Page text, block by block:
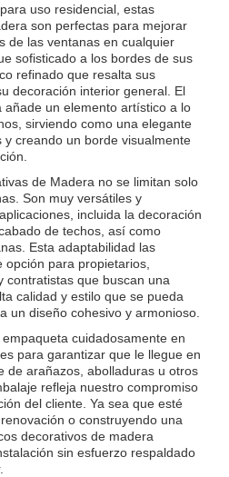
uso residencial, estas
son perfectas para mejorar
de las ventanas en cualquier
sofisticado a los bordes de sus
refinado que resalta sus
decoración interior general. El
un elemento artístico a lo
sirviendo como una elegante
creando un borde visualmente
de Madera no se limitan solo
Son muy versátiles y
incluida la decoración
de techos, así como
Esta adaptabilidad las
para propietarios,
contratistas que buscan una
calidad y estilo que se pueda
un diseño cohesivo y armonioso.
cuidadosamente en
para garantizar que le llegue en
de arañazos, abolladuras u otros
refleja nuestro compromiso
del cliente. Ya sea que esté
o construyendo una
decorativos de madera
sin esfuerzo respaldado